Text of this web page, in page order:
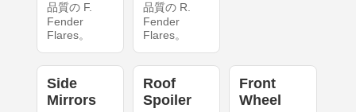
品質の F.
Fender
Flares。
品質の R.
Fender
Flares。
Side
Mirrors
Roof
Spoiler
Front
Wheel